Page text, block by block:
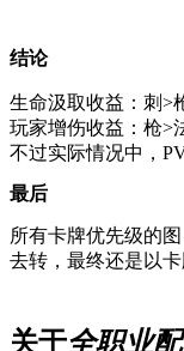
结论
生命汲取收益：刺>
玩家增伤收益：枪>
不过实际情况中，
最后
所有卡牌优先级的
去转，最终还是以
关于全职业